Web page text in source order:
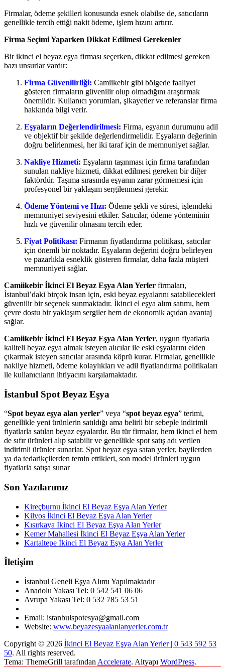
Firmalar, ödeme şekilleri konusunda esnek olabilse de, satıcıların
genellikle tercih ettiği nakit ödeme, işlem hızını artırır.
Firma Seçimi Yaparken Dikkat Edilmesi Gerekenler
Bir ikinci el beyaz eşya firması seçerken, dikkat edilmesi gereken
bazı unsurlar vardır:
Firma Güvenilirliği: Camiikebir gibi bölgede faaliyet
gösteren firmaların güvenilir olup olmadığını araştırmak
önemlidir. Kullanıcı yorumları, şikayetler ve referanslar firma
hakkında bilgi verir.
Eşyaların Değerlendirilmesi: Firma, eşyanın durumunu adil
ve objektif bir şekilde değerlendirmelidir. Eşyaların değerinin
doğru belirlenmesi, her iki taraf için de memnuniyet sağlar.
Nakliye Hizmeti: Eşyaların taşınması için firma tarafından
sunulan nakliye hizmeti, dikkat edilmesi gereken bir diğer
faktördür. Taşıma sırasında eşyanın zarar görmemesi için
profesyonel bir yaklaşım sergilenmesi gerekir.
Ödeme Yöntemi ve Hızı: Ödeme şekli ve süresi, işlemdeki
memnuniyet seviyesini etkiler. Satıcılar, ödeme yönteminin
hızlı ve güvenilir olmasını tercih eder.
Fiyat Politikası: Firmanın fiyatlandırma politikası, satıcılar
için önemli bir noktadır. Eşyaların değerini doğru belirleyen
ve pazarlıkla esneklik gösteren firmalar, daha fazla müşteri
memnuniyeti sağlar.
Camiikebir İkinci El Beyaz Eşya Alan Yerler firmaları,
İstanbul’daki birçok insan için, eski beyaz eşyalarını satabilecekleri
güvenilir bir seçenek sunmaktadır. İkinci el eşya alım satımı, hem
çevre dostu bir yaklaşım sergiler hem de ekonomik açıdan avantaj
sağlar.
Camiikebir İkinci El Beyaz Eşya Alan Yerler, uygun fiyatlarla
kaliteli beyaz eşya almak isteyen alıcılar ile eski eşyalarını elden
çıkarmak isteyen satıcılar arasında köprü kurar. Firmalar, genellikle
nakliye hizmeti, ödeme kolaylıkları ve adil fiyatlandırma politikaları
ile kullanıcıların ihtiyacını karşılamaktadır.
İstanbul Spot Beyaz Eşya
“Spot beyaz eşya alan yerler” veya “spot beyaz eşya” terimi,
genellikle yeni ürünlerin satıldığı ama belirli bir sebeple indirimli
fiyatlarla satılan beyaz eşyalardır. Bu tür firmalar, hem ikinci el hem
de sıfır ürünleri alıp satabilir ve genellikle spot satış adı verilen
indirimli ürünler sunarlar. Spot beyaz eşya satan yerler, bayilerden
ya da tedarikçilerden temin ettikleri, son model ürünleri uygun
fiyatlarla satışa sunar
Son Yazılarımız
Kireçburnu İkinci El Beyaz Eşya Alan Yerler
Kilyos İkinci El Beyaz Eşya Alan Yerler
Kısırkaya İkinci El Beyaz Eşya Alan Yerler
Kemer Mahallesi İkinci El Beyaz Eşya Alan Yerler
Kartaltepe İkinci El Beyaz Eşya Alan Yerler
İletişim
İstanbul Geneli Eşya Alımı Yapılmaktadır
Anadolu Yakası Tel: 0 542 541 06 06
Avrupa Yakası Tel: 0 532 785 53 51
Email: istanbulspotesya@gmail.com
Website: www.beyazesyaalanlanyerler.com.tr
Copyright © 2026 İkinci El Beyaz Eşya Alan Yerler | 0 543 592 53
50. All rights reserved.
Tema: ThemeGrill tarafından Accelerate. Altyapı WordPress.